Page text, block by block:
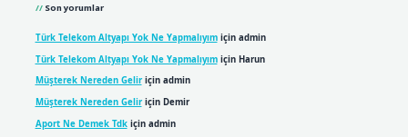
Son yorumlar
Türk Telekom Altyapı Yok Ne Yapmalıyımiçin admin
Türk Telekom Altyapı Yok Ne Yapmalıyımiçin Harun
Müşterek Nereden Geliriçin admin
Müşterek Nereden Geliriçin Demir
Aport Ne Demek Tdkiçin admin